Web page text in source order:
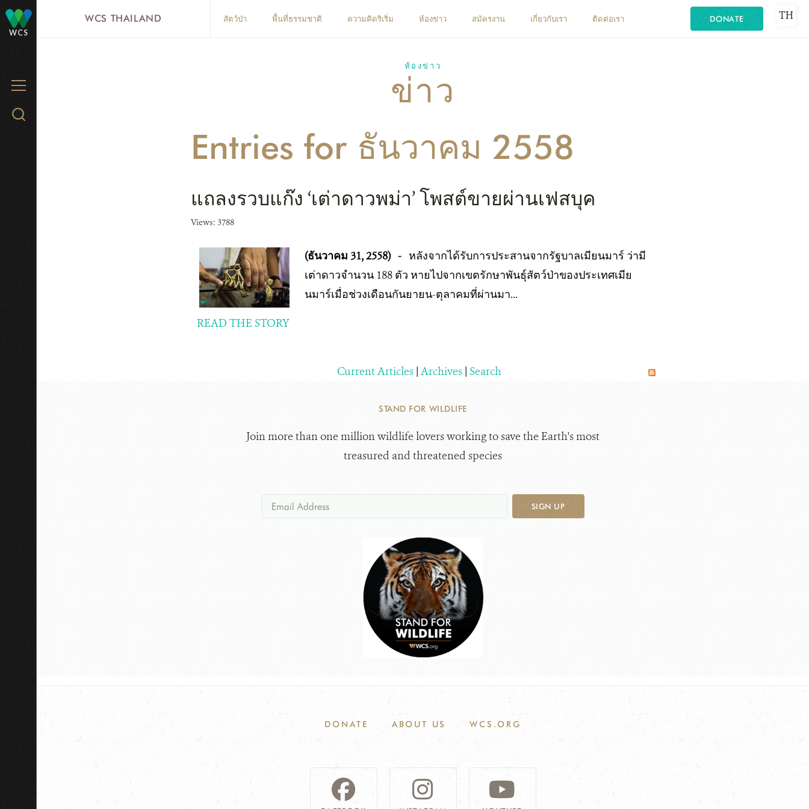
WCS
MENU
Search
WCS THAILAND สัตว์ป่า พื้นที่ธรรมชาติ ความคิดริเริ่ม ห้องข่าว สมัครงาน เกี่ยวกับเรา ติดต่อเรา DONATE TH
ห้องข่าว
ข่าว
Entries for ธันวาคม 2558
แถลงรวบแก๊ง ‘เต่าดาวพม่า’ โพสต์ขายผ่านเฟสบุค
Views: 3788
(ธันวาคม 31, 2558) - หลังจากได้รับการประสานจากรัฐบาลเมียนมาร์ ว่ามี
เต่าดาวจำนวน 188 ตัว หายไปจากเขตรักษาพันธุ์สัตว์ป่าของประเทศเมีย
นมาร์เมื่อช่วงเดือนกันยายน-ตุลาคมที่ผ่านมา...
READ THE STORY
Current Articles | Archives | Search
STAND FOR WILDLIFE
Join more than one million wildlife lovers working to save the Earth's most
treasured and threatened species
SIGN UP
DONATE ABOUT US WCS.ORG